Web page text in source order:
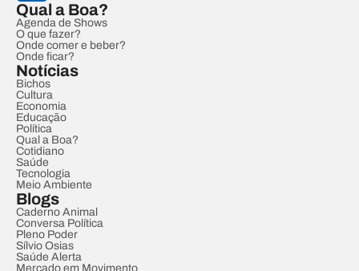
Qual a Boa?
Agenda de Shows
O que fazer?
Onde comer e beber?
Onde ficar?
Notícias
Bichos
Cultura
Economia
Educação
Política
Qual a Boa?
Cotidiano
Saúde
Tecnologia
Meio Ambiente
Blogs
Caderno Animal
Conversa Política
Pleno Poder
Sílvio Osias
Saúde Alerta
Mercado em Movimento